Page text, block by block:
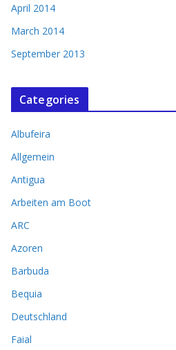
April 2014
March 2014
September 2013
Categories
Albufeira
Allgemein
Antigua
Arbeiten am Boot
ARC
Azoren
Barbuda
Bequia
Deutschland
Faial